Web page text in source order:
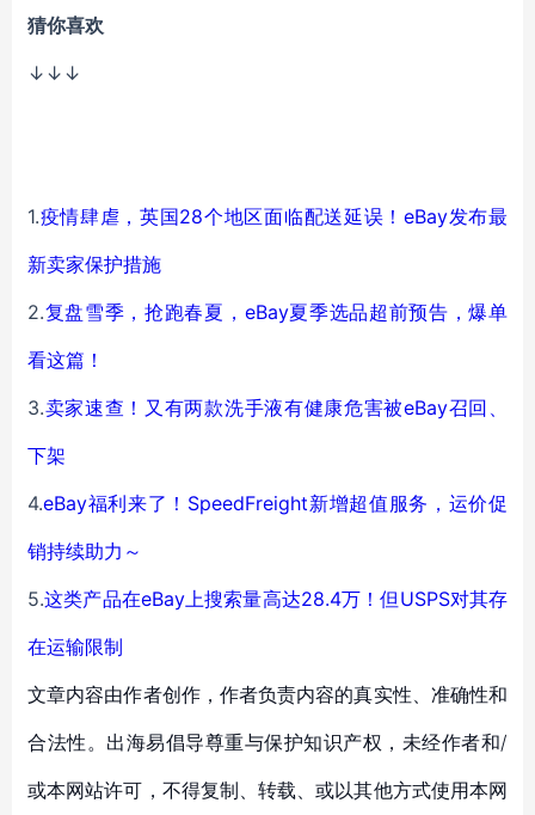
猜你喜欢
↓↓↓
1.疫情肆虐，英国28个地区面临配送延误！eBay发布最
新卖家保护措施
2.复盘雪季，抢跑春夏，eBay夏季选品超前预告，爆单
看这篇！
3.卖家速查！又有两款洗手液有健康危害被eBay召回、
下架
4.eBay福利来了！SpeedFreight新增超值服务，运价促
销持续助力～
5.这类产品在eBay上搜索量高达28.4万！但USPS对其存
在运输限制
文章内容由作者创作，作者负责内容的真实性、准确性和
合法性。出海易倡导尊重与保护知识产权，未经作者和/
或本网站许可，不得复制、转载、或以其他方式使用本网